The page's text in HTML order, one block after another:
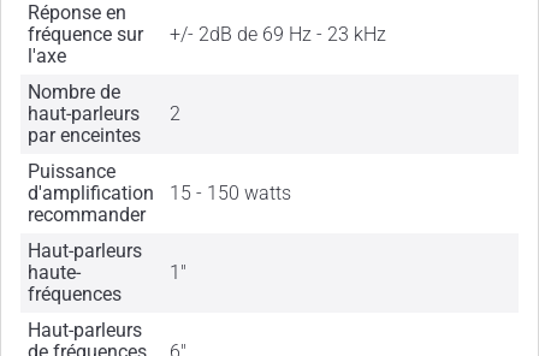
Réponse en
fréquence sur
l'axe
+/- 2dB de 69 Hz - 23 kHz
Nombre de
haut-parleurs
par enceintes
2
Puissance
d'amplification
recommander
15 - 150 watts
Haut-parleurs
haute-
fréquences
1"
Haut-parleurs